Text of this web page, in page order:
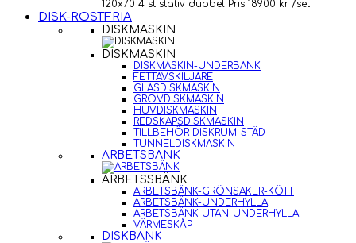
120x70 4 st stativ dubbel Pris 18900 kr /set
DISK-ROSTFRIA
DISKMASKIN
DISKMASKIN
DISKMASKIN-UNDERBÄNK
FETTAVSKILJARE
GLASDISKMASKIN
GROVDISKMASKIN
HUVDISKMASKIN
REDSKAPSDISKMASKIN
TILLBEHÖR DISKRUM-STÄD
TUNNELDISKMASKIN
ARBETSBÄNK
ARBETSSBÄNK
ARBETSBÄNK-GRÖNSAKER-KÖTT
ARBETSBÄNK-UNDERHYLLA
ARBETSBÄNK-UTAN-UNDERHYLLA
VÄRMESKÅP
DISKBÄNK